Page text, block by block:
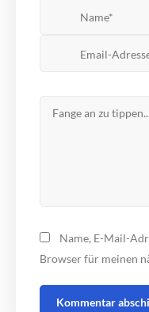
Name, E-Mail-
Browser für meinen